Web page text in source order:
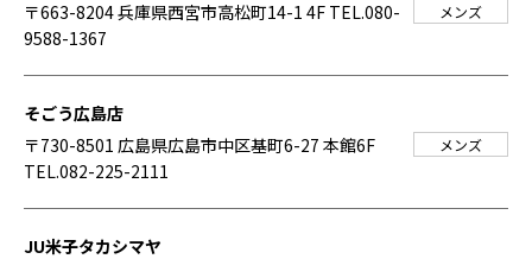
〒663-8204 兵庫県西宮市高松町14-1 4F TEL.080-
9588-1367
メンズ
そごう広島店
〒730-8501 広島県広島市中区基町6-27 本館6F
TEL.082-225-2111
メンズ
JU米子タカシマヤ